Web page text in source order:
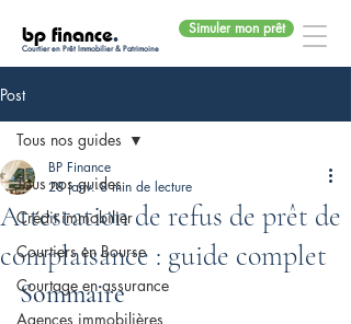
bp finance.
Courtier en Prêt Immobilier & Patrimoine
Simuler mon prêt
Post
Tous nos guides
Crédit immobilier
Courtiers en Bourse
Courtage en assurance
Agences immobilières
Tous nos guides
Attestation de refus de prêt de
complaisance : guide complet
BP Finance
28 janv. 8 min de lecture
Sommaire